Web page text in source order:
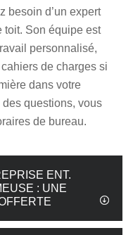
besoin d’un expert
toit. Son équipe est
personnalisé,
de charges si
dans votre
questions, vous
de bureau.
ENT.
: UNE